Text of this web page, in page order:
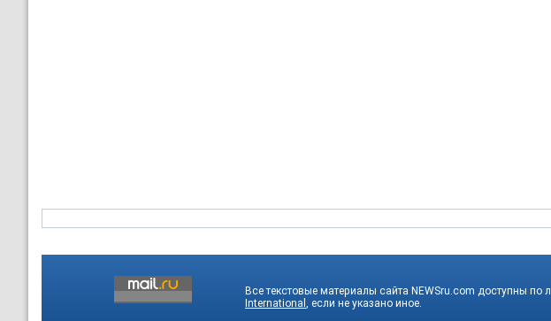
Все текстовые материалы сайта NEWSru.com доступны по
International
, если не указано иное.